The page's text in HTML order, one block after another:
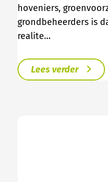
hoveniers,
grondbeheerders is
realite…
Lees verder